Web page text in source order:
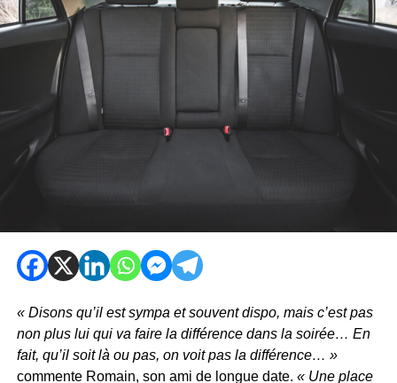
« Disons qu’il est sympa et souvent dispo, mais c’est pas
non plus lui qui va faire la différence dans la soirée… En
fait, qu’il soit là ou pas, on voit pas la différence… »
commente Romain, son ami de longue date. « Une place